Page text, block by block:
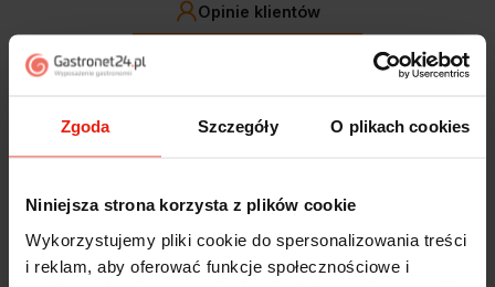
Zgoda Szczegóły O plikach cookies
Niniejsza strona korzysta z plików cookie
Wykorzystujemy pliki cookie do spersonalizowania treści
i reklam, aby oferować funkcje społecznościowe i
Opinie klientów
filtry
Jak zbieramy opinie?
Alicja
Jestem zaskoczona, że ta paczka dotarła do mnie tak
szybko. Paczka dotarła cała i zdrowa. Szybko,
sprawnie, bez problemów. Bardzo pomocna obsługa
klienta.